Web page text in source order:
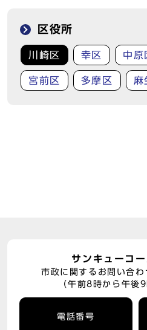
区役所
川崎区 幸区 中原
宮前区 多摩区 麻
サンキューコ
市政に関するお問い合
（午前8時から午後
電話番号